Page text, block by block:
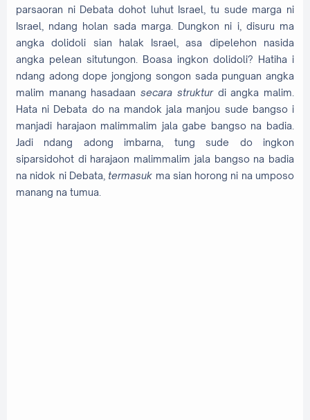
parsaoran ni Debata dohot luhut Israel, tu sude marga ni
Israel, ndang holan sada marga. Dungkon ni i, disuru ma
angka dolidoli sian halak Israel, asa dipelehon nasida
angka pelean situtungon. Boasa ingkon dolidoli? Hatiha i
ndang adong dope jongjong songon sada punguan angka
malim manang hasadaansecara struktur di angka malim.
Hata ni Debata do na mandok jala manjou sude bangso i
manjadi harajaon malimmalim jala gabe bangso na badia.
Jadi ndang adong imbarna, tung sude do ingkon
siparsidohot di harajaon malimmalim jala bangso na badia
na nidok ni Debata, termasuk ma sian horong ni na umposo
manang na tumua.